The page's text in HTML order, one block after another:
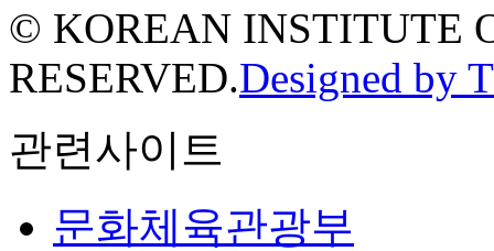
© KOREAN INSTITUTE
RESERVED.Designed by
관련사이트
문화체육관광부